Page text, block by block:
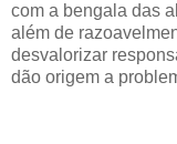
com a bengala das
além de
desvalorizar
dão origem a